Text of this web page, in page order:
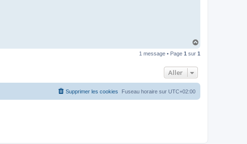
u
1 message • Page 1 sur 1
Aller
Fuseau horaire sur UTC+02:00
Supprimer les cookies